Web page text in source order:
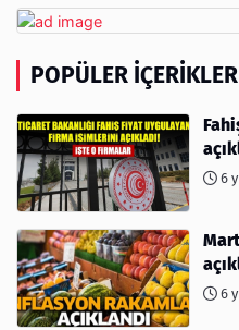
POPÜLER İÇERIKLER
6
6